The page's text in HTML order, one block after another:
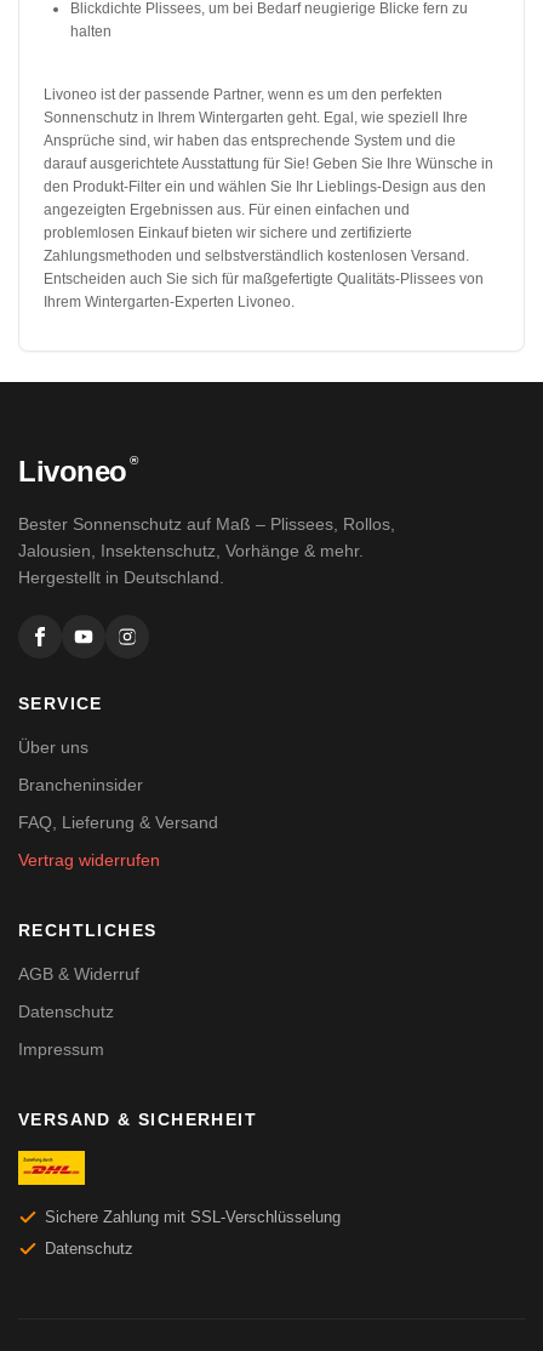
Blickdichte Plissees, um bei Bedarf neugierige Blicke fern zu
halten
Livoneo ist der passende Partner, wenn es um den perfekten
Sonnenschutz in Ihrem Wintergarten geht. Egal, wie speziell Ihre
Ansprüche sind, wir haben das entsprechende System und die
darauf ausgerichtete Ausstattung für Sie! Geben Sie Ihre Wünsche in
den Produkt-Filter ein und wählen Sie Ihr Lieblings-Design aus den
angezeigten Ergebnissen aus. Für einen einfachen und
problemlosen Einkauf bieten wir sichere und zertifizierte
Zahlungsmethoden und selbstverständlich kostenlosen Versand.
Entscheiden auch Sie sich für maßgefertigte Qualitäts-Plissees von
Ihrem Wintergarten-Experten Livoneo.
Livoneo ®
Bester Sonnenschutz auf Maß – Plissees, Rollos,
Jalousien, Insektenschutz, Vorhänge & mehr.
Hergestellt in Deutschland.
SERVICE
Über uns
Brancheninsider
FAQ, Lieferung & Versand
Vertrag widerrufen
RECHTLICHES
AGB & Widerruf
Datenschutz
Impressum
VERSAND & SICHERHEIT
Sichere Zahlung mit SSL-Verschlüsselung
Datenschutz